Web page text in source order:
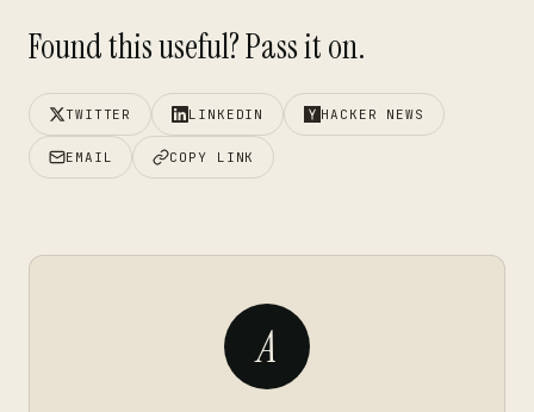
Found this useful? Pass it on.
TWITTER LINKEDIN HACKER NEWS
EMAIL COPY LINK
A